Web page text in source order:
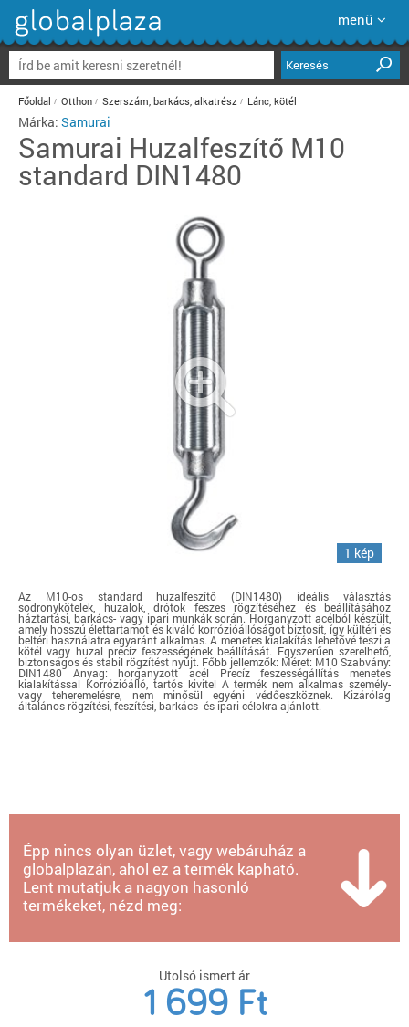
menü
Keresés
Főoldal Otthon Szerszám, barkács, alkatrész Lánc, kötél
Márka: Samurai
Samurai Huzalfeszítő M10
standard DIN1480
1 kép
Az M10-os standard huzalfeszítő (DIN1480) ideális választás
sodronykötelek, huzalok, drótok feszes rögzítéséhez és beállításához
háztartási, barkács- vagy ipari munkák során. Horganyzott acélból készült,
amely hosszú élettartamot és kiváló korrózióállóságot biztosít, így kültéri és
beltéri használatra egyaránt alkalmas. A menetes kialakítás lehetővé teszi a
kötél vagy huzal precíz feszességének beállítását. Egyszerűen szerelhető,
biztonságos és stabil rögzítést nyújt. Főbb jellemzők: Méret: M10 Szabvány:
DIN1480 Anyag: horganyzott acél Precíz feszességállítás menetes
kialakítással Korrózióálló, tartós kivitel A termék nem alkalmas személy-
vagy teheremelésre, nem minősül egyéni védőeszköznek. Kizárólag
általános rögzítési, feszítési, barkács- és ipari célokra ajánlott.
Épp nincs olyan üzlet, vagy webáruház a
globalplazán, ahol ez a termék kapható.
Lent mutatjuk a nagyon hasonló
termékeket, nézd meg:
Utolsó ismert ár
1 699 Ft